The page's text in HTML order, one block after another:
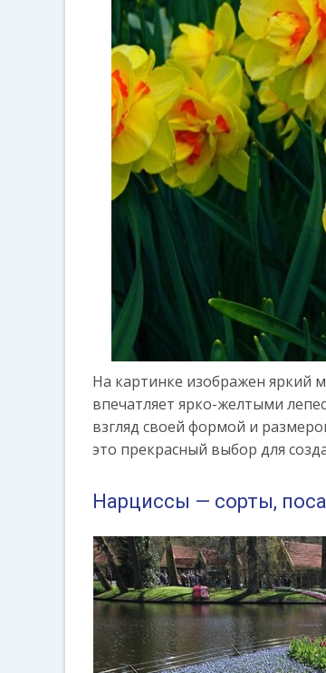
На картинке изображен яркий
впечатляет ярко-желтыми
взгляд своей формой и
это прекрасный выбор для
Нарциссы — сорты,